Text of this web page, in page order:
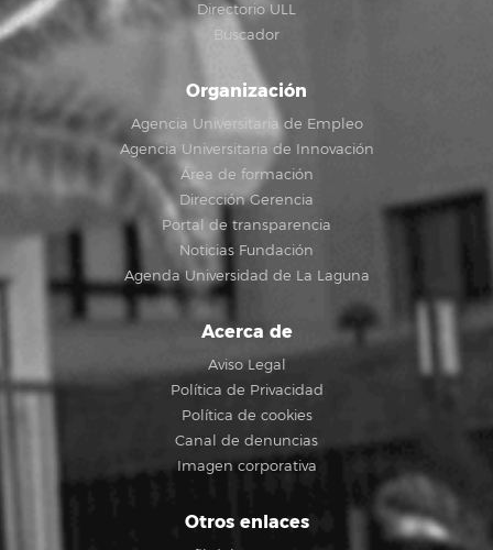
Directorio ULL
Buscador
Organización
Agencia Universitaria de Empleo
Agencia Universitaria de Innovación
Área de formación
Dirección Gerencia
Portal de transparencia
Noticias Fundación
Agenda Universidad de La Laguna
Acerca de
Aviso Legal
Política de Privacidad
Política de cookies
Canal de denuncias
Imagen corporativa
Otros enlaces